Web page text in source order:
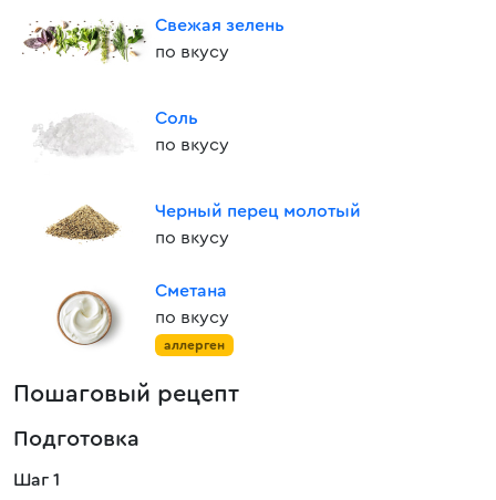
Свежая зелень
по вкусу
Соль
по вкусу
Черный перец молотый
по вкусу
Сметана
по вкусу
аллерген
Пошаговый рецепт
Подготовка
Шаг 1